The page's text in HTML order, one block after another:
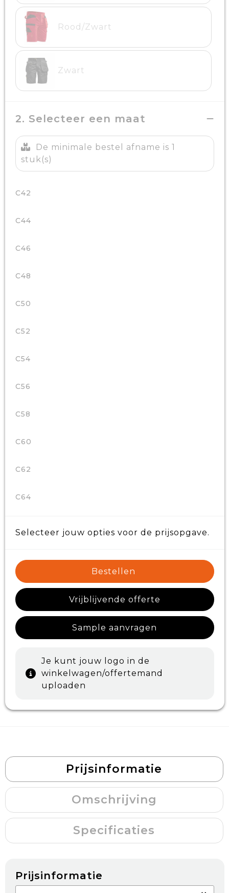
Rood/Zwart
Zwart
2. Selecteer een maat
De minimale bestel afname is 1
stuk(s)
C42
C44
C46
C48
C50
C52
C54
C56
C58
C60
C62
C64
Selecteer jouw opties voor de prijsopgave.
Bestellen
Vrijblijvende offerte
Sample aanvragen
Je kunt jouw logo in de
winkelwagen/offertemand
uploaden
Prijsinformatie
Omschrijving
Specificaties
Prijsinformatie